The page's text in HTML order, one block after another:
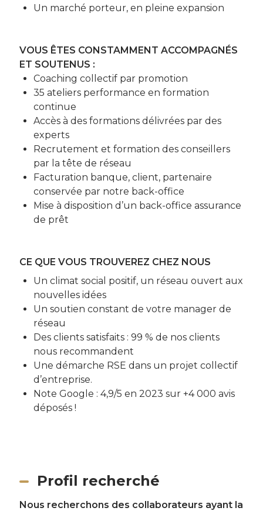
Un marché porteur, en pleine expansion
VOUS ÊTES CONSTAMMENT ACCOMPAGNÉS
ET SOUTENUS :
Coaching collectif par promotion
35 ateliers performance en formation
continue
Accès à des formations délivrées par des
experts
Recrutement et formation des conseillers
par la tête de réseau
Facturation banque, client, partenaire
conservée par notre back-office
Mise à disposition d’un back-office assurance
de prêt
CE QUE VOUS TROUVEREZ CHEZ NOUS
Un climat social positif, un réseau ouvert aux
nouvelles idées
Un soutien constant de votre manager de
réseau
Des clients satisfaits : 99 % de nos clients
nous recommandent
Une démarche RSE dans un projet collectif
d’entreprise.
Note Google : 4,9/5 en 2023 sur +4 000 avis
déposés !
Profil recherché
Nous recherchons des collaborateurs ayant la